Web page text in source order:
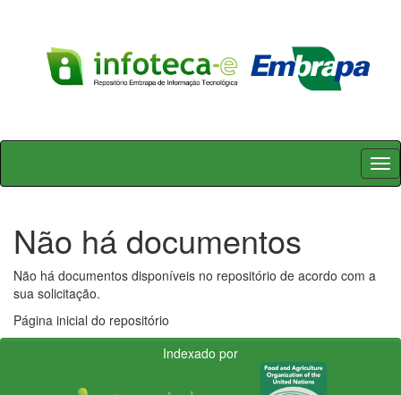
Skip
Não há documentos
Não há documentos disponíveis no repositório de acordo com a
sua solicitação.
Página inicial do repositório
Indexado por